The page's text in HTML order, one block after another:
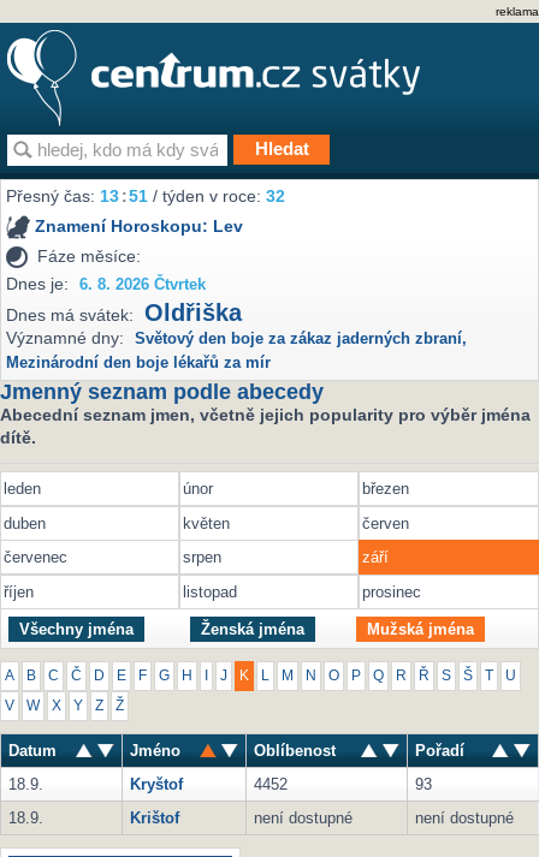
reklama
Přesný čas:13:51 / týden v roce:32
Znamení Horoskopu: Lev
Fáze měsíce:
Dnes je:
6. 8. 2026 Čtvrtek
Dnes má svátek: Oldřiška
Významné dny: Světový den boje za zákaz jaderných zbraní,
Mezinárodní den boje lékařů za mír
Jmenný seznam podle abecedy
Abecední seznam jmen, včetně jejich popularity pro výběr jména
dítě.
leden únor
březen
duben
květen
červen
červenec
srpen
září
říjen
listopad prosinec
Všechny jména Ženská jména Mužská jména
A B C Č D E F G H J K M N O P Q R Ř S Š U
V W X Y Z Ž
Datum Jméno Oblíbenost
Pořadí
18.9.
Kryštof 4452
93
18.9.
Krištof není dostupné není dostupné